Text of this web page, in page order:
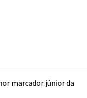
marcador júnior da